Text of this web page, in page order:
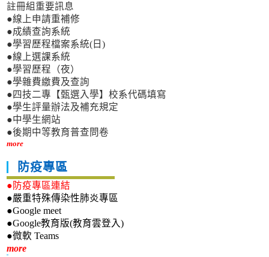
註冊組重要訊息
●線上申請重補修
●成績查詢系統
●學習歷程檔案系統(日)
●線上選課系統
●學習歷程（夜）
●學雜費繳費及查詢
●四技二專【甄選入學】校系代碼填寫
●學生評量辦法及補充規定
●中學生網站
●後期中等教育普查問卷
more
防疫專區
●防疫專區連結
●嚴重特殊傳染性肺炎專區
●Google meet
●Google教育版(教育雲登入)
●微軟 Teams
more新生專區